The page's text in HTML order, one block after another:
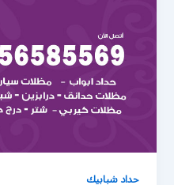
حداد شبابيك